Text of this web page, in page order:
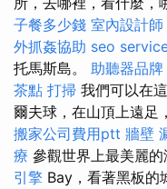
子餐多少錢 室內設計師
外抓姦協助 seo
托馬斯島。 助聽器品牌
茶點 打掃 我們可以在
爾夫球，在山頂上遠足
搬家公司費用ptt 牆壁
療 參觀世界上最美麗
引擎 Bay，看著黑板的